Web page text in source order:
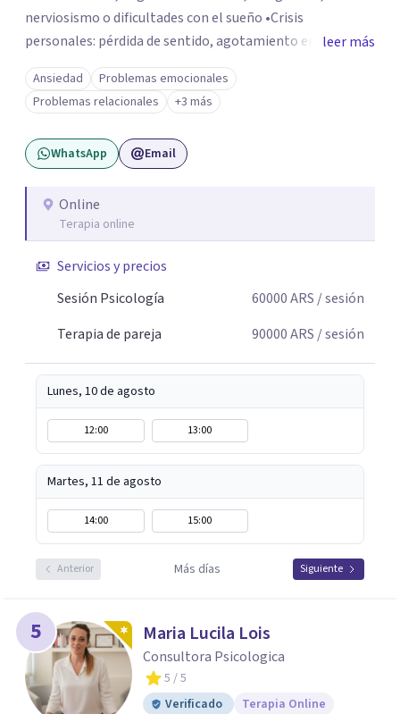
nerviosismo o dificultades con el sueño •Crisis
personales: pérdida de sentido, agotamiento emocional
o dificultad para manejar transiciones vitales •Conflictos
relacionales: problemas de pareja, tensiones familiares,
desafíos laborales o dificultades en dinámicas sociales.
leer más
Ansiedad
Problemas emocionales
Problemas relacionales
+3 más
WhatsApp Email
Online
Terapia online
Servicios y precios
Sesión Psicología
60000ARS / sesión
Terapia de pareja
90000ARS / sesión
Lunes, 10 de agosto
12:00 13:00
Martes, 11 de agosto
14:00 15:00
Anterior Más días Siguiente
5 Maria Lucila Lois
Consultora Psicologica
5 / 5
Verificado
Terapia Online